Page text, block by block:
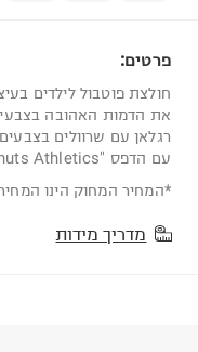
פרטים:
חולצת פוטבול לילדים
את הדמות האהובה
רגלאן עם שרוולים
עם הדפס "Peanuts Athletics" ואלמנטים ספורטיביים.
*המחיר המחוק הינו
מדריך מידות